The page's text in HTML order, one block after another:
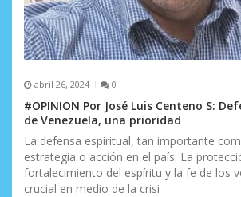
abril 26, 2024 0
#OPINION Por José Luis Centeno S:
de Venezuela, una prioridad
La defensa espiritual, tan importante
estrategia o acción en el país. La
fortalecimiento del espíritu y la fe de los
crucial en medio de la crisi